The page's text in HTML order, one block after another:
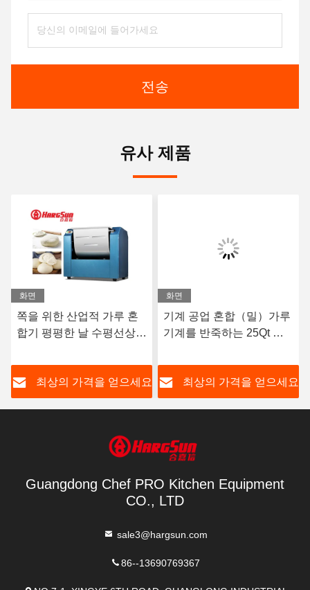
전송
유사 제품
화면
기계 공업 혼합（밀）가루
기계를 반죽하는 25Qt 산
피자
최상의 가격을 얻으세요
화면
2200W 수평선상 브레드
도우 믹서 기계 피자 도우
최상의 가격을 얻으세요
Guangdong Chef PRO Kitchen Equipment
CO., LTD
sale3@hargsun.com
86--13690769367